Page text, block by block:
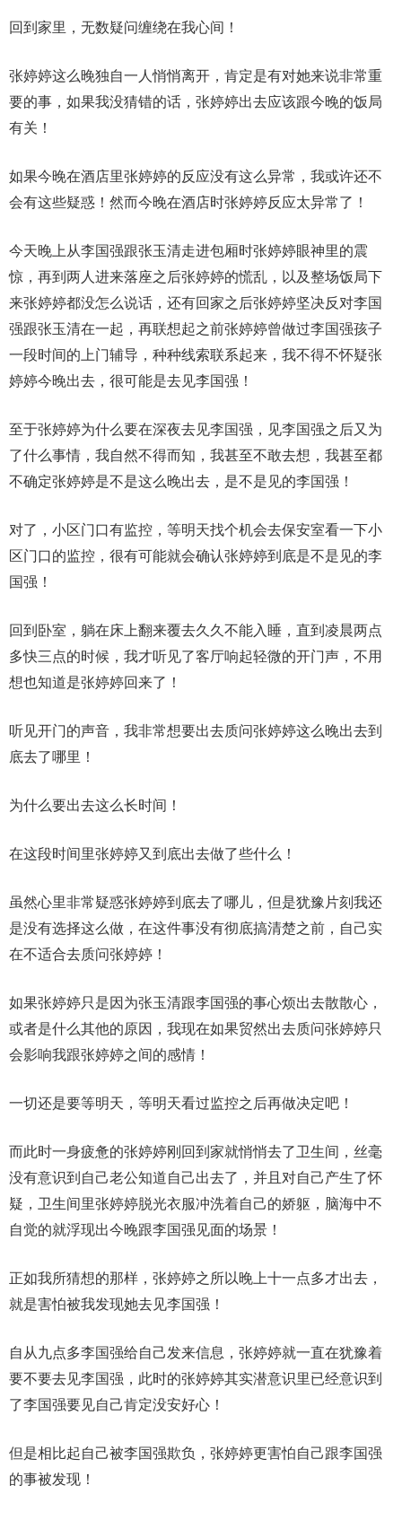
回到家里，无数疑问缠绕在我心间！
张婷婷这么晚独自一人悄悄离开，肯定是有对她来说非常重
要的事，如果我没猜错的话，张婷婷出去应该跟今晚的饭局
有关！
如果今晚在酒店里张婷婷的反应没有这么异常，我或许还不
会有这些疑惑！然而今晚在酒店时张婷婷反应太异常了！
今天晚上从李国强跟张玉清走进包厢时张婷婷眼神里的震
惊，再到两人进来落座之后张婷婷的慌乱，以及整场饭局下
来张婷婷都没怎么说话，还有回家之后张婷婷坚决反对李国
强跟张玉清在一起，再联想起之前张婷婷曾做过李国强孩子
一段时间的上门辅导，种种线索联系起来，我不得不怀疑张
婷婷今晚出去，很可能是去见李国强！
至于张婷婷为什么要在深夜去见李国强，见李国强之后又为
了什么事情，我自然不得而知，我甚至不敢去想，我甚至都
不确定张婷婷是不是这么晚出去，是不是见的李国强！
对了，小区门口有监控，等明天找个机会去保安室看一下小
区门口的监控，很有可能就会确认张婷婷到底是不是见的李
国强！
回到卧室，躺在床上翻来覆去久久不能入睡，直到凌晨两点
多快三点的时候，我才听见了客厅响起轻微的开门声，不用
想也知道是张婷婷回来了！
听见开门的声音，我非常想要出去质问张婷婷这么晚出去到
底去了哪里！
为什么要出去这么长时间！
在这段时间里张婷婷又到底出去做了些什么！
虽然心里非常疑惑张婷婷到底去了哪儿，但是犹豫片刻我还
是没有选择这么做，在这件事没有彻底搞清楚之前，自己实
在不适合去质问张婷婷！
如果张婷婷只是因为张玉清跟李国强的事心烦出去散散心，
或者是什么其他的原因，我现在如果贸然出去质问张婷婷只
会影响我跟张婷婷之间的感情！
一切还是要等明天，等明天看过监控之后再做决定吧！
而此时一身疲惫的张婷婷刚回到家就悄悄去了卫生间，丝毫
没有意识到自己老公知道自己出去了，并且对自己产生了怀
疑，卫生间里张婷婷脱光衣服冲洗着自己的娇躯，脑海中不
自觉的就浮现出今晚跟李国强见面的场景！
正如我所猜想的那样，张婷婷之所以晚上十一点多才出去，
就是害怕被我发现她去见李国强！
自从九点多李国强给自己发来信息，张婷婷就一直在犹豫着
要不要去见李国强，此时的张婷婷其实潜意识里已经意识到
了李国强要见自己肯定没安好心！
但是相比起自己被李国强欺负，张婷婷更害怕自己跟李国强
的事被发现！